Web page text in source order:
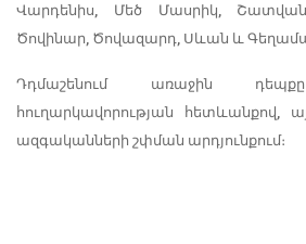
Վարդենիս, Մեծ Մասրիկ,
Ծովինար, Ծովազարդ, Սևան և
Դդմաշենում առաջին
հուղարկավորության հետևանքով,
ազգականների շփման արդյունքում։